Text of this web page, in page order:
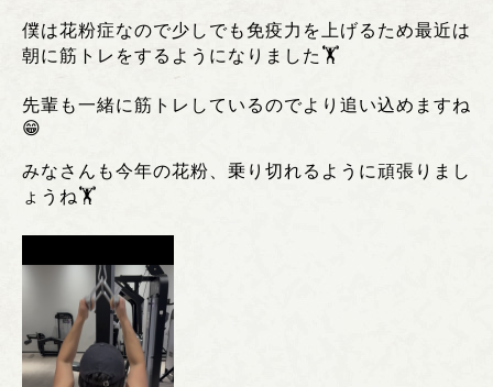
僕は花粉症なので少しでも免疫力を上げるため最近は
朝に筋トレをするようになりました🏋️
先輩も一緒に筋トレしているのでより追い込めますね
😁
みなさんも今年の花粉、乗り切れるように頑張りまし
ょうね🏋️